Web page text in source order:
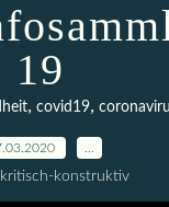
19
, covid19,
konstruktiv